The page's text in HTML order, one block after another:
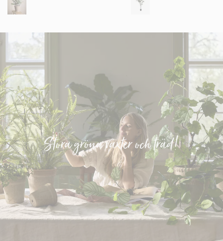
Stora gröna växter och träd!